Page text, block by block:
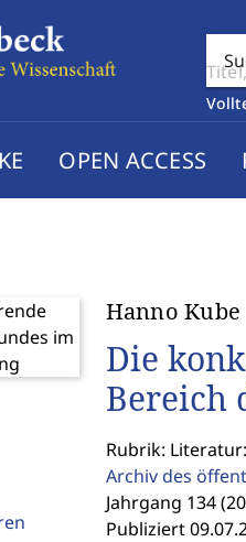
OPEN ACCESS
Hanno Kube
Die
Bereich
Rubrik:
Archiv des
Jahrgang 134
Publiziert